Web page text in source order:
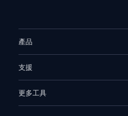
產品
支援
更多工具